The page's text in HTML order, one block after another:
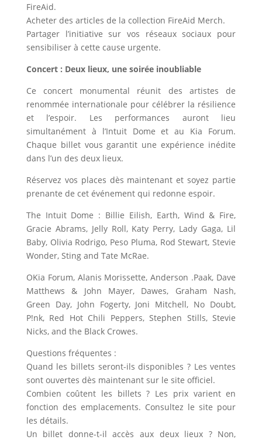
FireAid.
Acheter des articles de la collection FireAid Merch.
Partager l’initiative sur vos réseaux sociaux pour
sensibiliser à cette cause urgente.
Concert : Deux lieux, une soirée inoubliable
Ce concert monumental réunit des artistes de
renommée internationale pour célébrer la résilience
et l’espoir. Les performances auront lieu
simultanément à l’Intuit Dome et au Kia Forum.
Chaque billet vous garantit une expérience inédite
dans l’un des deux lieux.
Réservez vos places dès maintenant et soyez partie
prenante de cet événement qui redonne espoir.
The Intuit Dome : Billie Eilish, Earth, Wind & Fire,
Gracie Abrams, Jelly Roll, Katy Perry, Lady Gaga, Lil
Baby, Olivia Rodrigo, Peso Pluma, Rod Stewart, Stevie
Wonder, Sting and Tate McRae.
OKia Forum, Alanis Morissette, Anderson .Paak, Dave
Matthews & John Mayer, Dawes, Graham Nash,
Green Day, John Fogerty, Joni Mitchell, No Doubt,
P!nk, Red Hot Chili Peppers, Stephen Stills, Stevie
Nicks, and the Black Crowes.
Questions fréquentes :
Quand les billets seront-ils disponibles ? Les ventes
sont ouvertes dès maintenant sur le site officiel.
Combien coûtent les billets ? Les prix varient en
fonction des emplacements. Consultez le site pour
les détails.
Un billet donne-t-il accès aux deux lieux ? Non,